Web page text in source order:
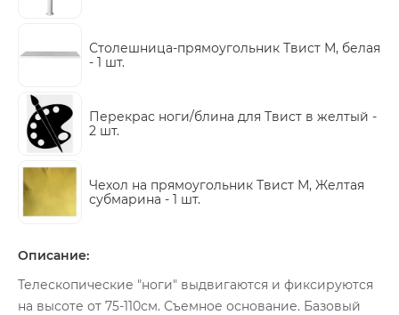
Столешница-прямоугольник Твист М, белая
- 1 шт.
Перекрас ноги/блина для Твист в желтый -
2 шт.
Чехол на прямоугольник Твист М, Желтая
субмарина - 1 шт.
Описание:
Телескопические "ноги" выдвигаются и фиксируются
на высоте от 75-110см. Съемное основание. Базовый